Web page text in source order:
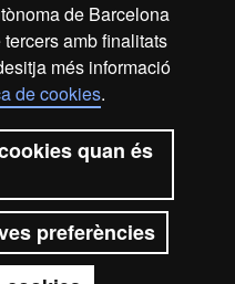
de Barcelona
amb finalitats
més informació
de cookies.
quan és
preferències
al material recomanat
de laboratori, etc.).
Sobre el web
de